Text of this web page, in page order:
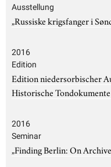
Ausstellung
„Russiske krigsfanger i
2016
Edition
Edition niedersorbischer
Historische
2016
Seminar
„Finding Berlin: On